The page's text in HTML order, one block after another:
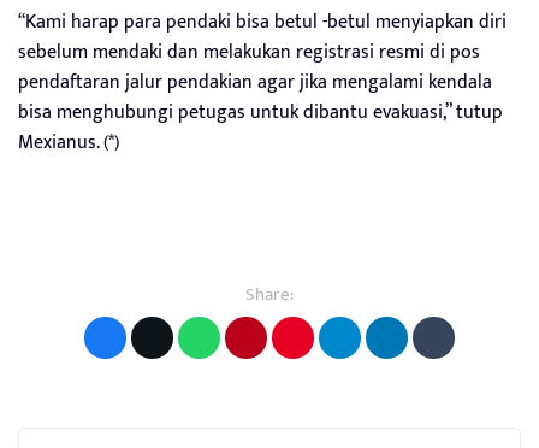
“Kami harap para pendaki bisa betul -betul menyiapkan diri
sebelum mendaki dan melakukan registrasi resmi di pos
pendaftaran jalur pendakian agar jika mengalami kendala
bisa menghubungi petugas untuk dibantu evakuasi,” tutup
Mexianus. (*)
Share: